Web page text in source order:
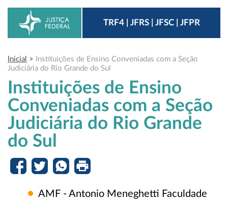
TRF4 | JFRS | JFSC | JFPR
Inicial >
Instituições de Ensino Conveniadas com a Seção
Judiciária do Rio Grande do Sul
Instituições de Ensino
Conveniadas com a Seção
Judiciária do Rio Grande
do Sul
AMF - Antonio Meneghetti Faculdade